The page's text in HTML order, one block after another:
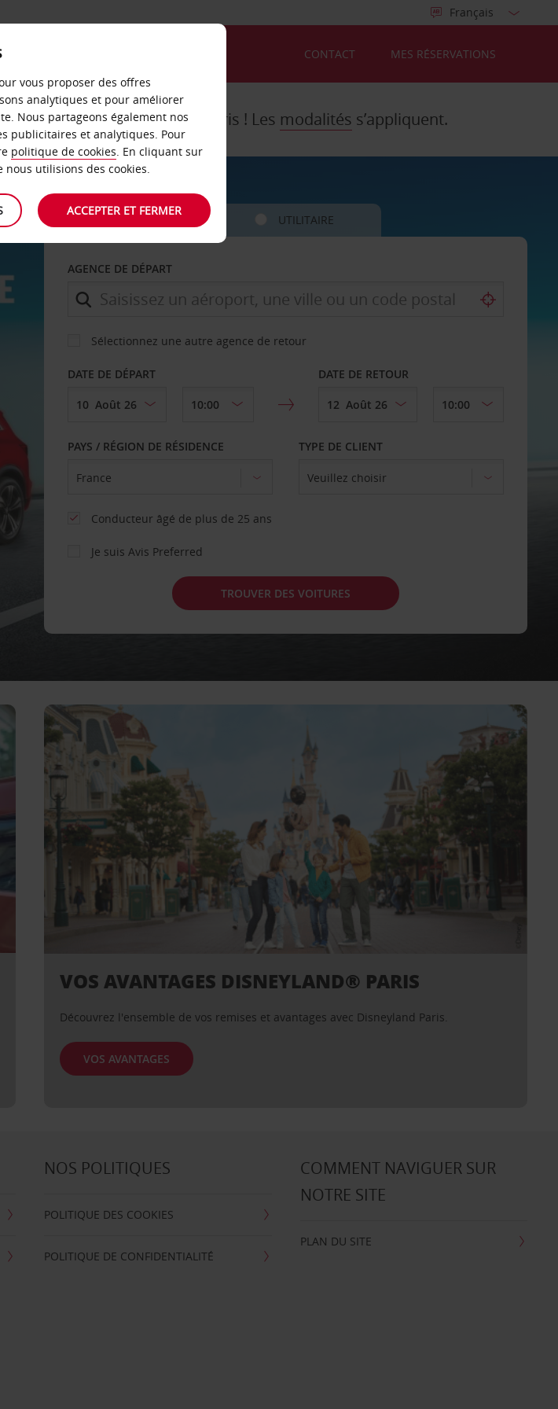
CONTACT MES RÉSERVATIONS
grâce à Disneyland Paris ! Les modalités s’appliquent.
VOITURE UTILITAIRE
AGENCE DE DÉPART
Sélectionnez une autre agence de retour
DATE DE DÉPART DATE DE RETOUR
PAYS / RÉGION DE RÉSIDENCE TYPE DE CLIENT
Conducteur âgé de plus de 25 ans
Je suis Avis Preferred
TROUVER DES VOITURES
VOS AVANTAGES DISNEYLAND® PARIS
Découvrez l'ensemble de vos remises et avantages avec Disneyland Paris.
VOS AVANTAGES
NOS POLITIQUES
POLITIQUE DES COOKIES
POLITIQUE DE CONFIDENTIALITÉ
COMMENT NAVIGUER SUR
NOTRE SITE
PLAN DU SITE
vous proposer des offres
analytiques et pour améliorer
Nous partageons également nos
publicitaires et analytiques. Pour
politique de cookies. En cliquant sur
nous utilisions des cookies.
ACCEPTER ET FERMER